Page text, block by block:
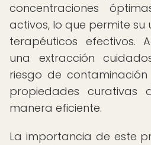
concentraciones
activos, lo que permite
terapéuticos efectivos.
una extracción
riesgo de
propiedades
manera eficiente.
La importancia de este